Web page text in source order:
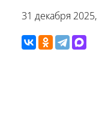
31 декабря 2025,